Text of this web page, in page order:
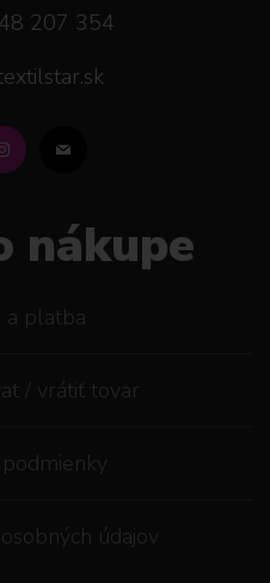
207 354
nákupe
a platba
/ vrátiť tovar
údajov